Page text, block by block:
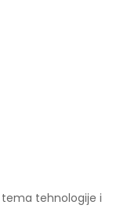
tehnologije i